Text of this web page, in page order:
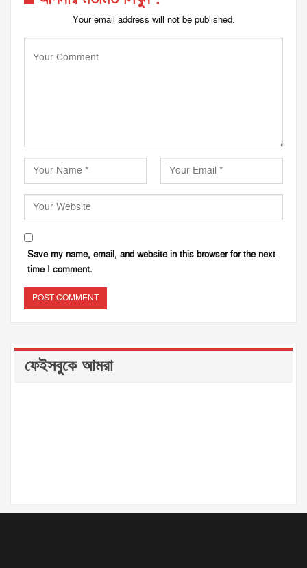
Your email address will not be published.
Save my name, email, and website in this browser for the next
time I comment.
ফেইসবুকে আমরা